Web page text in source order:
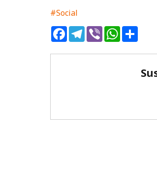
#Social
FacebookTelegram
ViberWhatsApp